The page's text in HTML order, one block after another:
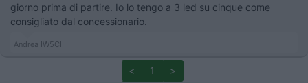
giorno prima di partire. Io lo tengo a 3 led su cinque come
consigliato dal concessionario.
Andrea IW5CI
< 1 >